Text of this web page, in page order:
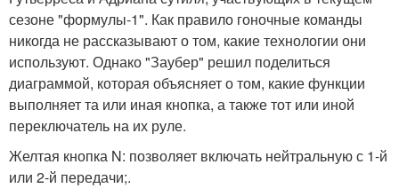
сезоне "формулы-1". Как правило гоночные команды
никогда не рассказывают о том, какие технологии они
используют. Однако "Заубер" решил поделиться
диаграммой, которая объясняет о том, какие функции
выполняет та или иная кнопка, а также тот или иной
переключатель на их руле.
Желтая кнопка N: позволяет включать нейтральную с 1-й
или 2-й передачи;.